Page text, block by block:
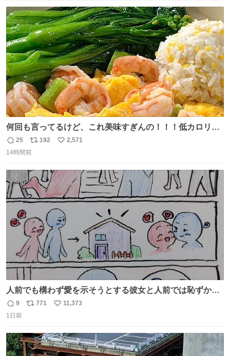
たが、飛ばないということは弱っていらっしゃるのでしょ
うか…素敵すぎる
ト
数
数
何回も言ってるけど、これ美味すぎんの！！！低カロリー
で満足感エグいから一生食べてる😭
返
信
25
リ
ポ
ト
数
192
い
数
2,571
14時間前
人前でも構わず愛を示そうとする彼女と人前では恥ずかし
いけど彼女を死ぬほど愛している彼氏 同士いませんか✋️
返
信
9
リ
ト
数
771
い
数
11,373
1日前